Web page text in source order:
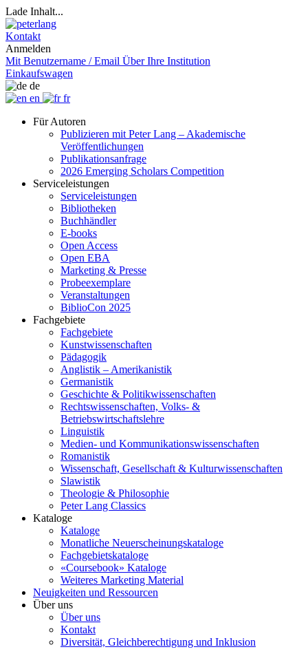
Lade Inhalt...
Kontakt
Anmelden
Mit Benutzername / Email Über Ihre Institution
Einkaufswagen
de
en
fr
Für Autoren
Publizieren mit Peter Lang – Akademische
Veröffentlichungen
Publikationsanfrage
2026 Emerging Scholars Competition
Serviceleistungen
Serviceleistungen
Bibliotheken
Buchhändler
E-books
Open Access
Open EBA
Marketing & Presse
Probeexemplare
Veranstaltungen
BiblioCon 2025
Fachgebiete
Fachgebiete
Kunstwissenschaften
Pädagogik
Anglistik – Amerikanistik
Germanistik
Geschichte & Politikwissenschaften
Rechtswissenschaften, Volks- &
Betriebswirtschaftslehre
Linguistik
Medien- und Kommunikationswissenschaften
Romanistik
Wissenschaft, Gesellschaft & Kulturwissenschaften
Slawistik
Theologie & Philosophie
Peter Lang Classics
Kataloge
Kataloge
Monatliche Neuerscheinungskataloge
Fachgebietskataloge
«Coursebook» Kataloge
Weiteres Marketing Material
Neuigkeiten und Ressourcen
Über uns
Über uns
Kontakt
Diversität, Gleichberechtigung und Inklusion